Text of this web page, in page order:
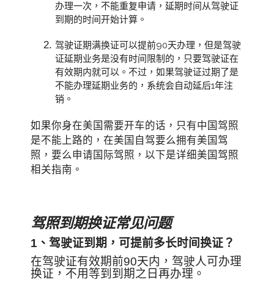
办理一次，不能重复申请，延期时间从驾驶证
到期的时间开始计算。
驾驶证期满换证可以提前90天办理，但是驾驶
证延期业务是没有时间限制的，只要驾驶证在
有效期内就可以。不过，如果驾驶证过期了是
不能办理延期业务的，系统会自动延后1年注
销。
如果你身在美国需要开车的话，只有中国驾照
是不能上路的，在美国自驾要么拥有美国驾
照，要么申请国际驾照，以下是详细美国驾照
相关指南。
驾照到期换证常见问题
1、驾驶证到期，可提前多长时间换证？
在驾驶证有效期前90天内，驾驶人可办理
换证，不用等到到期之日再办理。